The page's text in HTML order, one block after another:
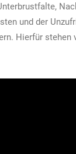
und der
Hierfür